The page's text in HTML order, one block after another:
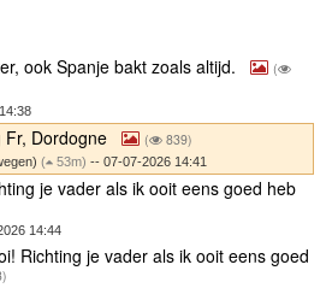
ook Spanje bakt zoals altijd.
(
Dordogne ( 839)
( 53m) -- 07-07-2026 14:41
je vader als ik ooit eens goed heb
14:44
Richting je vader als ik ooit eens goed